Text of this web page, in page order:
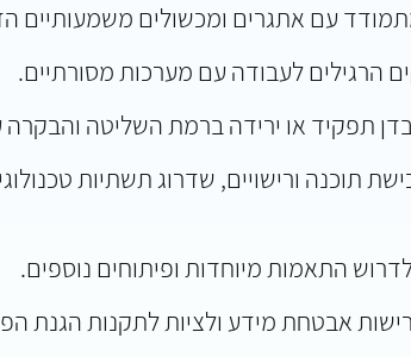
עם אתגרים ומכשולים משמעותיים
הרגילים לעבודה עם מערכות מסורתיים.
תפקיד או ירידה ברמת השליטה
ורישויים, שדרוג תשתיות
התאמות מיוחדות ופיתוחים נוספים.
אבטחת מידע ולציות לתקנות הגנת